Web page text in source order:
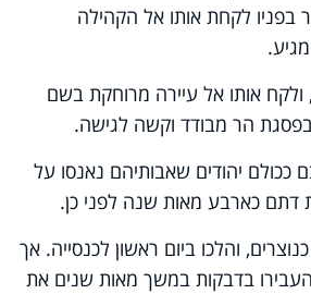
בפניו לקחת אותו אל הקהילה
אותו אל עיירה מרוחקת בשם
הר מבודד וקשה לגישה.
ככולם יהודים שאבותיהם נאנסו על
דתם כארבע מאות שנה לפני כן.
והלכו ביום ראשון לכנסייה. אך
בדבקות במשך מאות שנים את